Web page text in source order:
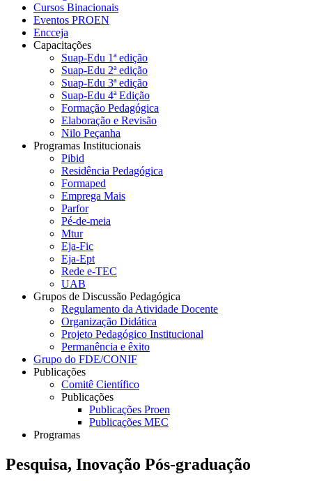
Cursos Binacionais
Eventos PROEN
Encceja
Capacitações
Suap-Edu 1ª edição
Suap-Edu 2ª edição
Suap-Edu 3ª edição
Suap-Edu 4ª Edição
Formação Pedagógica
Elaboração e Revisão
Nilo Peçanha
Programas Institucionais
Pibid
Residência Pedagógica
Formaped
Emprega Mais
Parfor
Pé-de-meia
Mtur
Eja-Fic
Eja-Ept
Rede e-TEC
UAB
Grupos de Discussão Pedagógica
Regulamento da Atividade Docente
Organização Didática
Projeto Pedagógico Institucional
Permanência e êxito
Grupo do FDE/CONIF
Publicações
Comitê Científico
Publicações
Publicações Proen
Publicações MEC
Programas
Pesquisa, Inovação Pós-graduação